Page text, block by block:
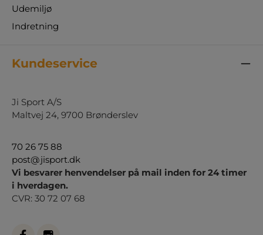
Udemiljø
Indretning
Kundeservice
Ji Sport A/S
Maltvej 24, 9700 Brønderslev
70 26 75 88
post@jisport.dk
Vi besvarer henvendelser på mail inden for 24 timer
i hverdagen.
CVR: 30 72 07 68